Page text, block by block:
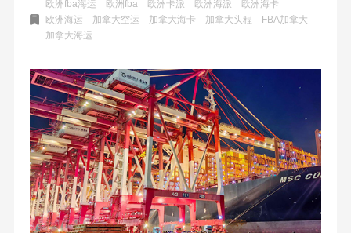
货，适配多平台卖家备货补货，旺季保舱保柜，为跨境出海
保驾护航。
欧洲fba海运 欧洲fba 欧洲卡派 欧洲海派
欧洲海卡
欧洲海运
加拿大空运 加拿大海卡 加拿大头程
FBA加拿大
加拿大海运